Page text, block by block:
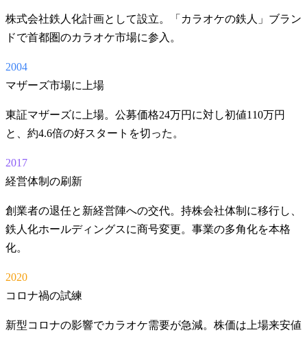
株式会社鉄人化計画として設立。「カラオケの鉄人」ブラン
ドで首都圏のカラオケ市場に参入。
2004
マザーズ市場に上場
東証マザーズに上場。公募価格24万円に対し初値110万円
と、約4.6倍の好スタートを切った。
2017
経営体制の刷新
創業者の退任と新経営陣への交代。持株会社体制に移行し、
鉄人化ホールディングスに商号変更。事業の多角化を本格
化。
2020
コロナ禍の試練
新型コロナの影響でカラオケ需要が急減。株価は上場来安値